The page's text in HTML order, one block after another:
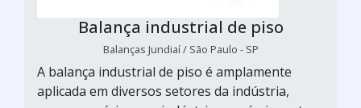
Balança industrial de piso
Balanças Jundiaí / São Paulo - SP
A balança industrial de piso é amplamente
aplicada em diversos setores da indústria,